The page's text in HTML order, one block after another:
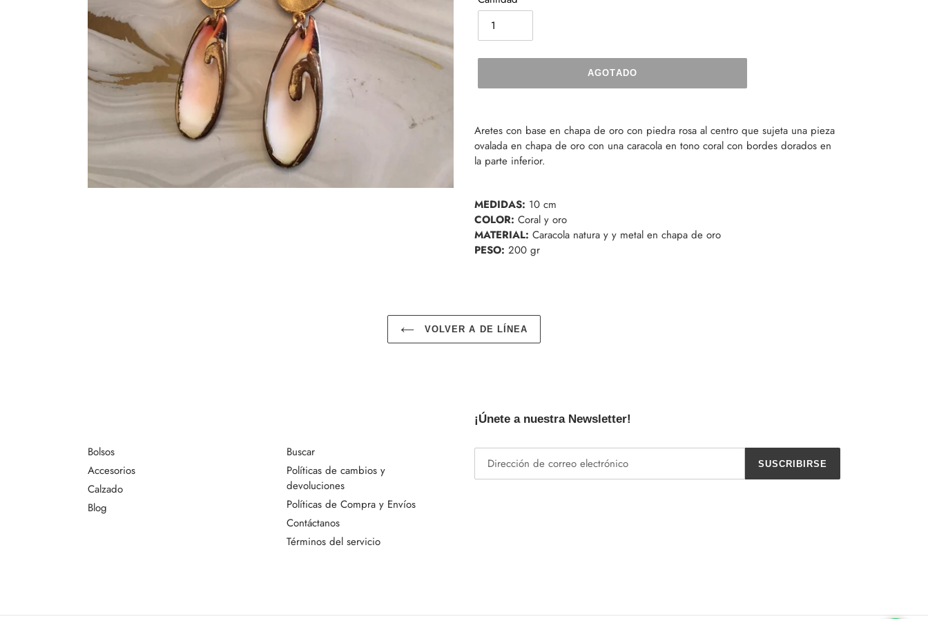
AGOTADO
el
producto
a
de
compra
Aretes con base en chapa de oro con piedra rosa al centro que sujeta una pieza
ovalada en chapa de oro con una caracola en tono coral con bordes dorados en
la parte inferior.
MEDIDAS: 10 cm
COLOR: Coral y oro
MATERIAL: Caracola natura y y metal en chapa de oro
PESO: 200 gr
VOLVER A DE LÍNEA
Bolsos
Accesorios
Calzado
Blog
Buscar
Políticas de cambios y
devoluciones
Políticas de Compra y Envíos
Contáctanos
Términos del servicio
¡Únete a nuestra Newsletter!
SUSCRIBIRSE